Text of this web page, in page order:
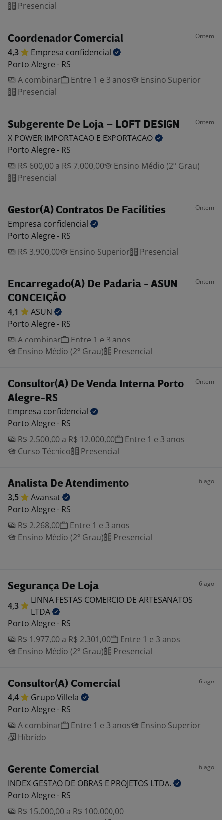
Presencial
Coordenador Comercial Ontem
4,3 Empresa confidencial
Porto Alegre - RS
A combinar
Entre 1 e 3 anos
Ensino Superior
Presencial
Subgerente De Loja – LOFT DESIGN Ontem
X POWER IMPORTACAO E EXPORTACAO
Porto Alegre - RS
R$ 600,00 a R$ 7.000,00
Ensino Médio (2º Grau)
Presencial
Gestor(A) Contratos De Facilities Ontem
Empresa confidencial
Porto Alegre - RS
R$ 3.900,00
Ensino Superior Presencial
Encarregado(A) De Padaria - ASUN
CONCEIÇÃO
Ontem
4,1
ASUN
Porto Alegre - RS
A combinar
Entre 1 e 3 anos
Ensino Médio (2º Grau)
Presencial
Consultor(A) De Venda Interna Porto
Alegre-RS
Ontem
Empresa confidencial
Porto Alegre - RS
R$ 2.500,00 a R$ 12.000,00
Entre 1 e 3 anos
Curso Técnico
Presencial
Analista De Atendimento 6 ago
3,5
Avansat
Porto Alegre - RS
R$ 2.268,00
Entre 1 e 3 anos
Ensino Médio (2º Grau)
Presencial
Segurança De Loja 6 ago
4,3
LINNA FESTAS COMERCIO DE ARTESANATOS
LTDA
Porto Alegre - RS
R$ 1.977,00 a R$ 2.301,00
Entre 1 e 3 anos
Ensino Médio (2º Grau)
Presencial
Consultor(A) Comercial 6 ago
4,4 Grupo Villela
Porto Alegre - RS
A combinar
Entre 1 e 3 anos
Ensino Superior
Híbrido
Gerente Comercial 6 ago
INDEX GESTAO DE OBRAS E PROJETOS LTDA.
Porto Alegre - RS
R$ 15.000,00 a R$ 100.000,00